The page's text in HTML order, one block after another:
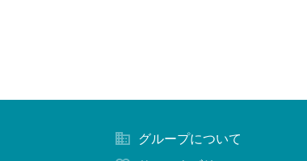
グループについて